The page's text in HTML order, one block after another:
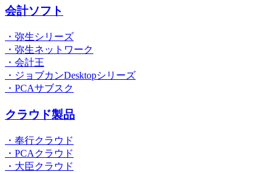
会計ソフト
・弥生シリーズ
・弥生ネットワーク
・会計王
・ジョブカンDesktopシリーズ
・PCAサブスク
クラウド製品
・奉行クラウド
・PCAクラウド
・大臣クラウド